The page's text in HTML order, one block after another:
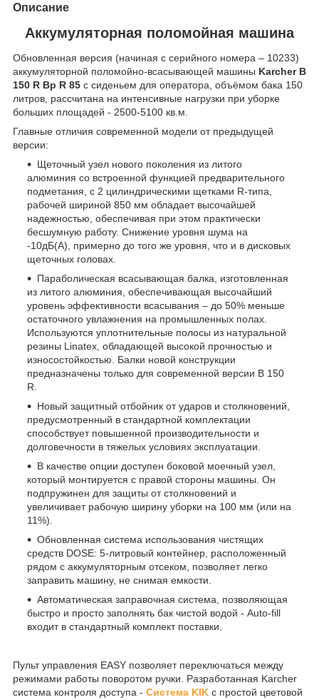
Описание
Аккумуляторная поломойная машина
Обновленная версия (начиная с серийного номера – 10233)
аккумуляторной поломойно-всасывающей машины Karcher B
150 R Bp R 85 с сиденьем для оператора, объёмом бака 150
литров, рассчитана на интенсивные нагрузки при уборке
больших площадей - 2500-5100 кв.м.
Главные отличия современной модели от предыдущей
версии:
Щеточный узел нового поколения из литого
алюминия со встроенной функцией предварительного
подметания, с 2 цилиндрическими щетками R-типа,
рабочей шириной 850 мм обладает высочайшей
надежностью, обеспечивая при этом практически
бесшумную работу. Снижение уровня шума на
-10дБ(A), примерно до того же уровня, что и в дисковых
щеточных головах.
Параболическая всасывающая балка, изготовленная
из литого алюминия, обеспечивающая высочайший
уровень эффективности всасывания – до 50% меньше
остаточного увлажнения на промышленных полах.
Используются уплотнительные полосы из натуральной
резины Linatex, обладающей высокой прочностью и
износостойкостью. Балки новой конструкции
предназначены только для современной версии B 150
R.
Новый защитный отбойник от ударов и столкновений,
предусмотренный в стандартной комплектации
способствует повышенной производительности и
долговечности в тяжелых условиях эксплуатации.
В качестве опции доступен боковой моечный узел,
который монтируется с правой стороны машины. Он
подпружинен для защиты от столкновений и
увеличивает рабочую ширину уборки на 100 мм (или на
11%).
Обновленная система использования чистящих
средств DOSE: 5-литровый контейнер, расположенный
рядом с аккумуляторным отсеком, позволяет легко
заправить машину, не снимая емкости.
Автоматическая заправочная система, позволяющая
быстро и просто заполнять бак чистой водой - Auto-fill
входит в стандартный комплект поставки.
Пульт управления EASY позволяет переключаться между
режимами работы поворотом ручки. Разработанная Karcher
система контроля доступа - Система KIK с простой цветовой